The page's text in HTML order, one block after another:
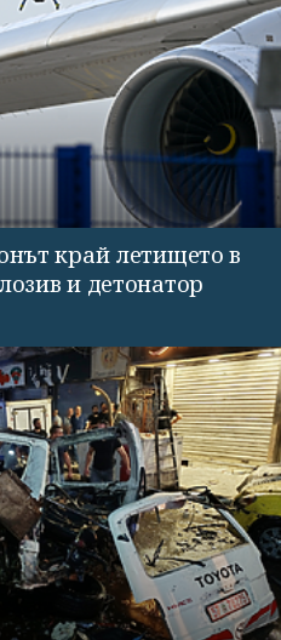
край летището в
и детонатор